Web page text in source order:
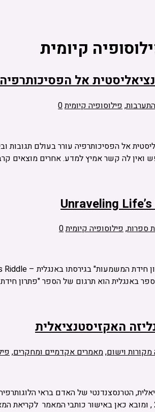
קיומית
אל הפסיכותרפיה
, פילוסופיה קיומית0
אל הפסיכותרפיה עורר בעולם תגובות
ואין לה קשר אמיץ למדע. אחרים מוצאים
Unraveling
ספרות,פילוסופיה קיומית0
באנגלית הוא תרגום של הספר "פתרון
האקזיסטנציאלית
מקורות וישום,מאמרים אקדמיים ומחקרים,
הטרנסצנדנטי של האדם בראי